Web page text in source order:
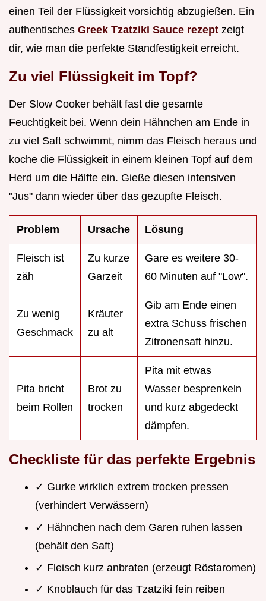
einen Teil der Flüssigkeit vorsichtig abzugießen. Ein
authentisches Greek Tzatziki Sauce rezept zeigt
dir, wie man die perfekte Standfestigkeit erreicht.
Zu viel Flüssigkeit im Topf?
Der Slow Cooker behält fast die gesamte
Feuchtigkeit bei. Wenn dein Hähnchen am Ende in
zu viel Saft schwimmt, nimm das Fleisch heraus und
koche die Flüssigkeit in einem kleinen Topf auf dem
Herd um die Hälfte ein. Gieße diesen intensiven
"Jus" dann wieder über das gezupfte Fleisch.
Problem Ursache Lösung
Fleisch ist
zäh
Zu kurze
Garzeit
Gare es weitere 30-
60 Minuten auf "Low".
Zu wenig
Geschmack
Kräuter
zu alt
Gib am Ende einen
extra Schuss frischen
Zitronensaft hinzu.
Pita bricht
beim Rollen
Brot zu
trocken
Pita mit etwas
Wasser besprenkeln
und kurz abgedeckt
dämpfen.
Checkliste für das perfekte Ergebnis
✓ Gurke wirklich extrem trocken pressen
(verhindert Verwässern)
✓ Hähnchen nach dem Garen ruhen lassen
(behält den Saft)
✓ Fleisch kurz anbraten (erzeugt Röstaromen)
✓ Knoblauch für das Tzatziki fein reiben